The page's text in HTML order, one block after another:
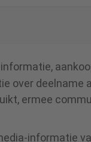
over
ermee
informatie